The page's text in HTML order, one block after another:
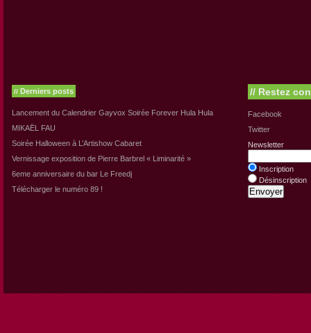
// Derniers posts
Lancement du Calendrier Gayvox Soirée Forever Hula Hula
MIKAËL FAU
Soirée Halloween à L’Artishow Cabaret
Vernissage exposition de Pierre Barbrel « Liminarité »
6eme anniversaire du bar Le Freedj
Télécharger le numéro 89 !
// Restez
Facebook
Twitter
Newsletter
Inscription
Désinscription